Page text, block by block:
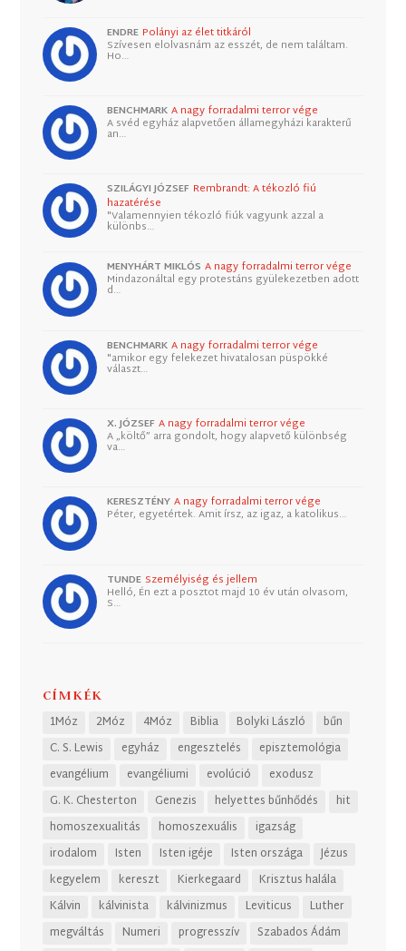
ENDRE Polányi az élet titkáról
Szívesen elolvasnám az esszét, de nem találtam.
Ho…
BENCHMARK A nagy forradalmi terror vége
A svéd egyház alapvetően államegyházi karakterű
an…
SZILÁGYI JÓZSEF Rembrandt: A tékozló fiú
hazatérése
"Valamennyien tékozló fiúk vagyunk azzal a
különbs…
MENYHÁRT MIKLÓS A nagy forradalmi terror vége
Mindazonáltal egy protestáns gyülekezetben adott
d…
BENCHMARK A nagy forradalmi terror vége
"amikor egy felekezet hivatalosan püspökké
választ…
X. JÓZSEF A nagy forradalmi terror vége
A „költő” arra gondolt, hogy alapvető különbség
va…
KERESZTÉNY A nagy forradalmi terror vége
Péter, egyetértek. Amit írsz, az igaz, a katolikus…
TUNDE Személyiség és jellem
Helló, Én ezt a posztot majd 10 év után olvasom,
S…
CÍMKÉK
1Móz 2Móz 4Móz Biblia Bolyki László
bűn
C. S. Lewis
egyház engesztelés
episztemológia
evangélium
evangéliumi evolúció
exodusz
G. K. Chesterton
Genezis helyettes bűnhődés
hit
homoszexualitás
homoszexuális
igazság
irodalom
Isten Isten igéje Isten országa
Jézus
kegyelem
kereszt Kierkegaard
Krisztus halála
Kálvin
kálvinista kálvinizmus Leviticus
Luther
megváltás
Numeri progresszív
Szabados Ádám